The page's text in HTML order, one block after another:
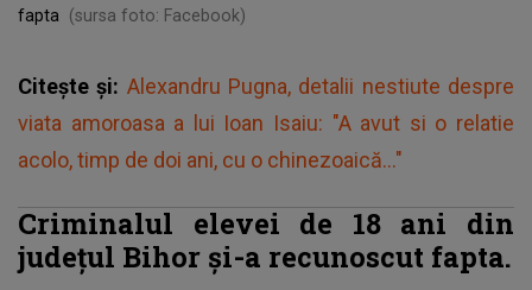
fapta
(sursa foto: Facebook)
Citește și: Alexandru Pugna, detalii nestiute despre
viata amoroasa a lui Ioan Isaiu: "A avut si o relatie
acolo, timp de doi ani, cu o chinezoaică..."
Criminalul elevei de 18 ani din
județul Bihor și-a recunoscut fapta.